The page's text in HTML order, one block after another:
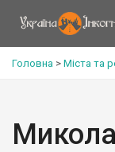
Головна > Міста та